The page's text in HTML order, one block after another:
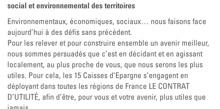
social et environnemental des territoires
Environnementaux, économiques, sociaux… nous faisons face
aujourd’hui à des défis sans précédent.
Pour les relever et pour construire ensemble un avenir meilleur,
nous sommes persuadés que c’est en décidant et en agissant
localement, au plus proche de vous, que nous serons les plus
utiles. Pour cela, les 15 Caisses d’Epargne s’engagent en
déployant dans toutes les régions de France LE CONTRAT
D’UTILITÉ, afin d’être, pour vous et votre avenir, plus utiles que